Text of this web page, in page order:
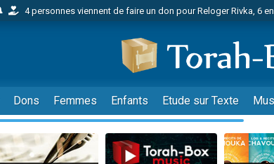
4 personnes viennent de faire un don pour Reloger Rivka, 6
17 personnes viennent de demander une bénédiction
4 personnes viennent de nous rejoindre sur WhatsApp
Il reste 49 places pour étudier en groupe sur Zoom
23 personnes viennent de faire un don pour Diane, 80 ans,
Eva vient de donner son Maasser
4 personnes viennent de nous rejoindre sur WhatsApp
Dons Femmes Enfants Etude sur Texte